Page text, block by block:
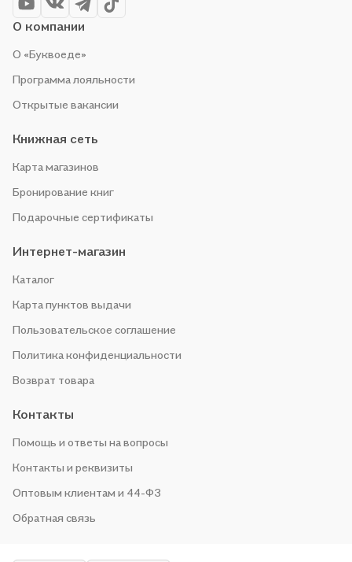
выгоду!
О компании
О «Буквоеде»
Программа лояльности
Открытые вакансии
Книжная сеть
Карта магазинов
Бронирование книг
Подарочные сертификаты
Интернет-магазин
Каталог
Карта пунктов выдачи
Пользовательское соглашение
Политика конфиденциальности
Возврат товара
Контакты
Помощь и ответы на вопросы
Контакты и реквизиты
Оптовым клиентам и 44-ФЗ
Обратная связь